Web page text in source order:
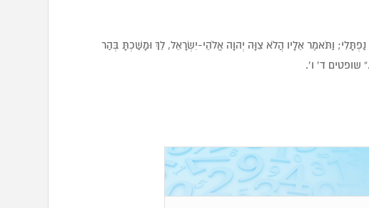
וַתֹּאמֶר אֵלָיו הֲלֹא צִוָּה יְהוָה אֱלֹהֵי-יִשְׂרָאֵל, לֵךְ וּמָשַׁכְתָּ בְּהַר
שופטים ד’ ו’.